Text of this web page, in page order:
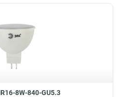
8W-840-GU5.3